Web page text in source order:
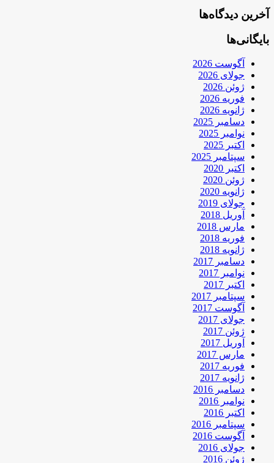
آخرین دیدگاه‌ها
بایگانی‌ها
آگوست 2026
جولای 2026
ژوئن 2026
فوریه 2026
ژانویه 2026
دسامبر 2025
نوامبر 2025
اکتبر 2025
سپتامبر 2025
اکتبر 2020
ژوئن 2020
ژانویه 2020
جولای 2019
آوریل 2018
مارس 2018
فوریه 2018
ژانویه 2018
دسامبر 2017
نوامبر 2017
اکتبر 2017
سپتامبر 2017
آگوست 2017
جولای 2017
ژوئن 2017
آوریل 2017
مارس 2017
فوریه 2017
ژانویه 2017
دسامبر 2016
نوامبر 2016
اکتبر 2016
سپتامبر 2016
آگوست 2016
جولای 2016
ژوئن 2016